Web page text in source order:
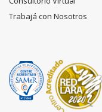
Trabajá con Nosotros